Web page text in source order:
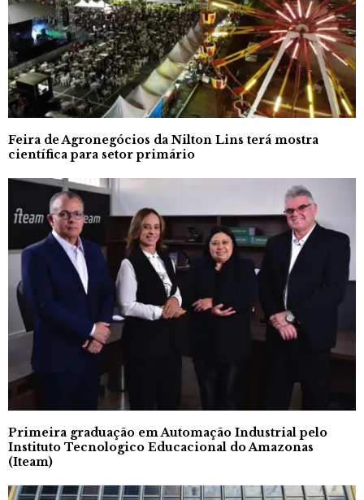
Feira de Agronegócios da Nilton Lins terá mostra
científica para setor primário
Primeira graduação em Automação Industrial pelo
Instituto Tecnologico Educacional do Amazonas
(Iteam)